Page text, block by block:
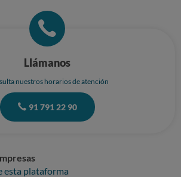
Llámanos
nuestros horarios de atención
91 791 22 90
esta plataforma